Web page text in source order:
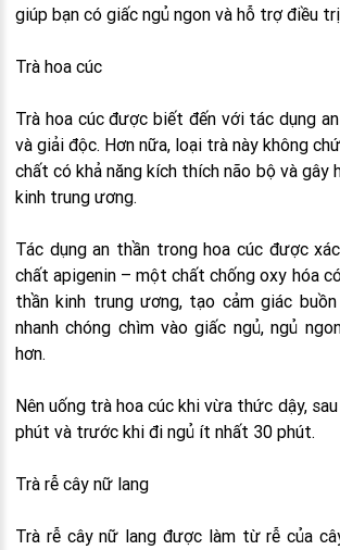
giúp bạn có giấc ngủ ngon và hỗ trợ điều
Trà hoa cúc
Trà hoa cúc được biết đến với tác dụng
và giải độc. Hơn nữa, loại trà này không
chất có khả năng kích thích não bộ và gây
kinh trung ương.
Tác dụng an thần trong hoa cúc được
chất apigenin – một chất chống oxy hóa
thần kinh trung ương, tạo cảm giác
nhanh chóng chìm vào giấc ngủ, ngủ
hơn.
Nên uống trà hoa cúc khi vừa thức dậy,
phút và trước khi đi ngủ ít nhất 30 phút.
Trà rễ cây nữ lang
Trà rễ cây nữ lang được làm từ rễ của